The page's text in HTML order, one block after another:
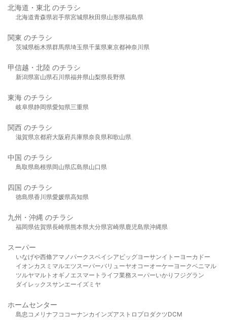
北海道・東北 のチラシ
北海道青森県岩手県宮城県秋田県山形県福島県
関東 のチラシ
茨城県栃木県群馬県埼玉県千葉県東京都神奈川県
甲信越・北陸 のチラシ
新潟県富山県石川県福井県山梨県長野県
東海 のチラシ
岐阜県静岡県愛知県三重県
関西 のチラシ
滋賀県京都府大阪府兵庫県奈良県和歌山県
中国 のチラシ
鳥取県島根県岡山県広島県山口県
四国 のチラシ
徳島県香川県愛媛県高知県
九州・沖縄 のチラシ
福岡県佐賀県長崎県熊本県大分県宮崎県鹿児島県沖縄県
スーパー
いなげや西條アマノパークスベイシア ビッグヨーサンイトーヨーカドー
イオンカスミ マルエツスーパーバリューヤオコーオーケー ヨークベニマル
ツルヤマルト オギノ エスマート ライフ業務スーパーいかり フジグラン
ダイレックスサンエーイズミヤ
ホームセンター
島忠 コメリ ナフコ コーナンカインズアストロプロダクツDCM